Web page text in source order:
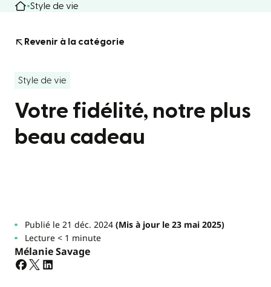
Style de vie
Revenir à la catégorie
Style de vie
Votre fidélité, notre plus
beau cadeau
Publié le 21 déc. 2024(Mis à jour le 23 mai 2025)
Lecture < 1 minute
Mélanie Savage